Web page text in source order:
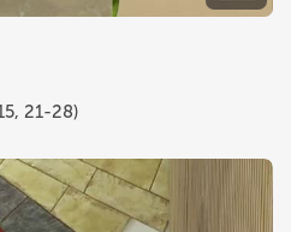
21-28)